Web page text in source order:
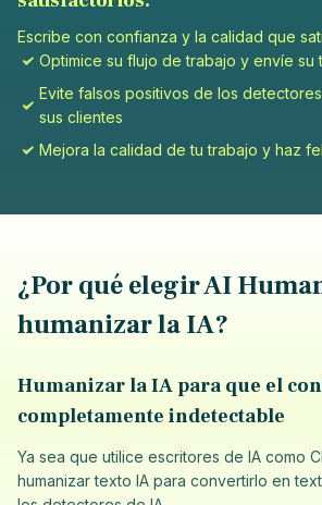
Escribe con confianza y la calidad que
Optimice su flujo de trabajo y envíe su
Evite falsos positivos de los
sus clientes
Mejora la calidad de tu trabajo y haz
¿Por qué elegir AI
humanizar la IA?
Humanizar la IA para que el
completamente indetectable
Ya sea que utilice escritores de IA como
humanizar texto IA para convertirlo en